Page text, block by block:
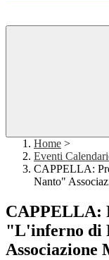
Home >
Eventi
CAPPELLA:
Nanto"
CAPPELLA:
"L'inferno di